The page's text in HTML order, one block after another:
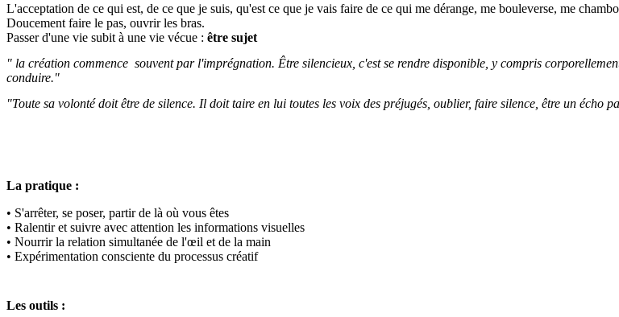
L'acceptation de ce qui est, de ce que je suis, qu'est ce que je vais faire de ce qui me dérange, me bouleverse, me
Doucement faire le pas, ouvrir les bras.
Passer d'une vie subit à une vie vécue : être sujet
" la création commence souvent par l'imprégnation. Être silencieux, c'est se rendre disponible, y compris
conduire."
"Toute sa volonté doit être de silence. Il doit taire en lui toutes les voix des préjugés, oublier, faire silence, être un
La pratique :
• S'arrêter, se poser, partir de là où vous êtes
• Ralentir et suivre avec attention les informations visuelles
• Nourrir la relation simultanée de l'œil et de la main
• Expérimentation consciente du processus créatif
Les outils :